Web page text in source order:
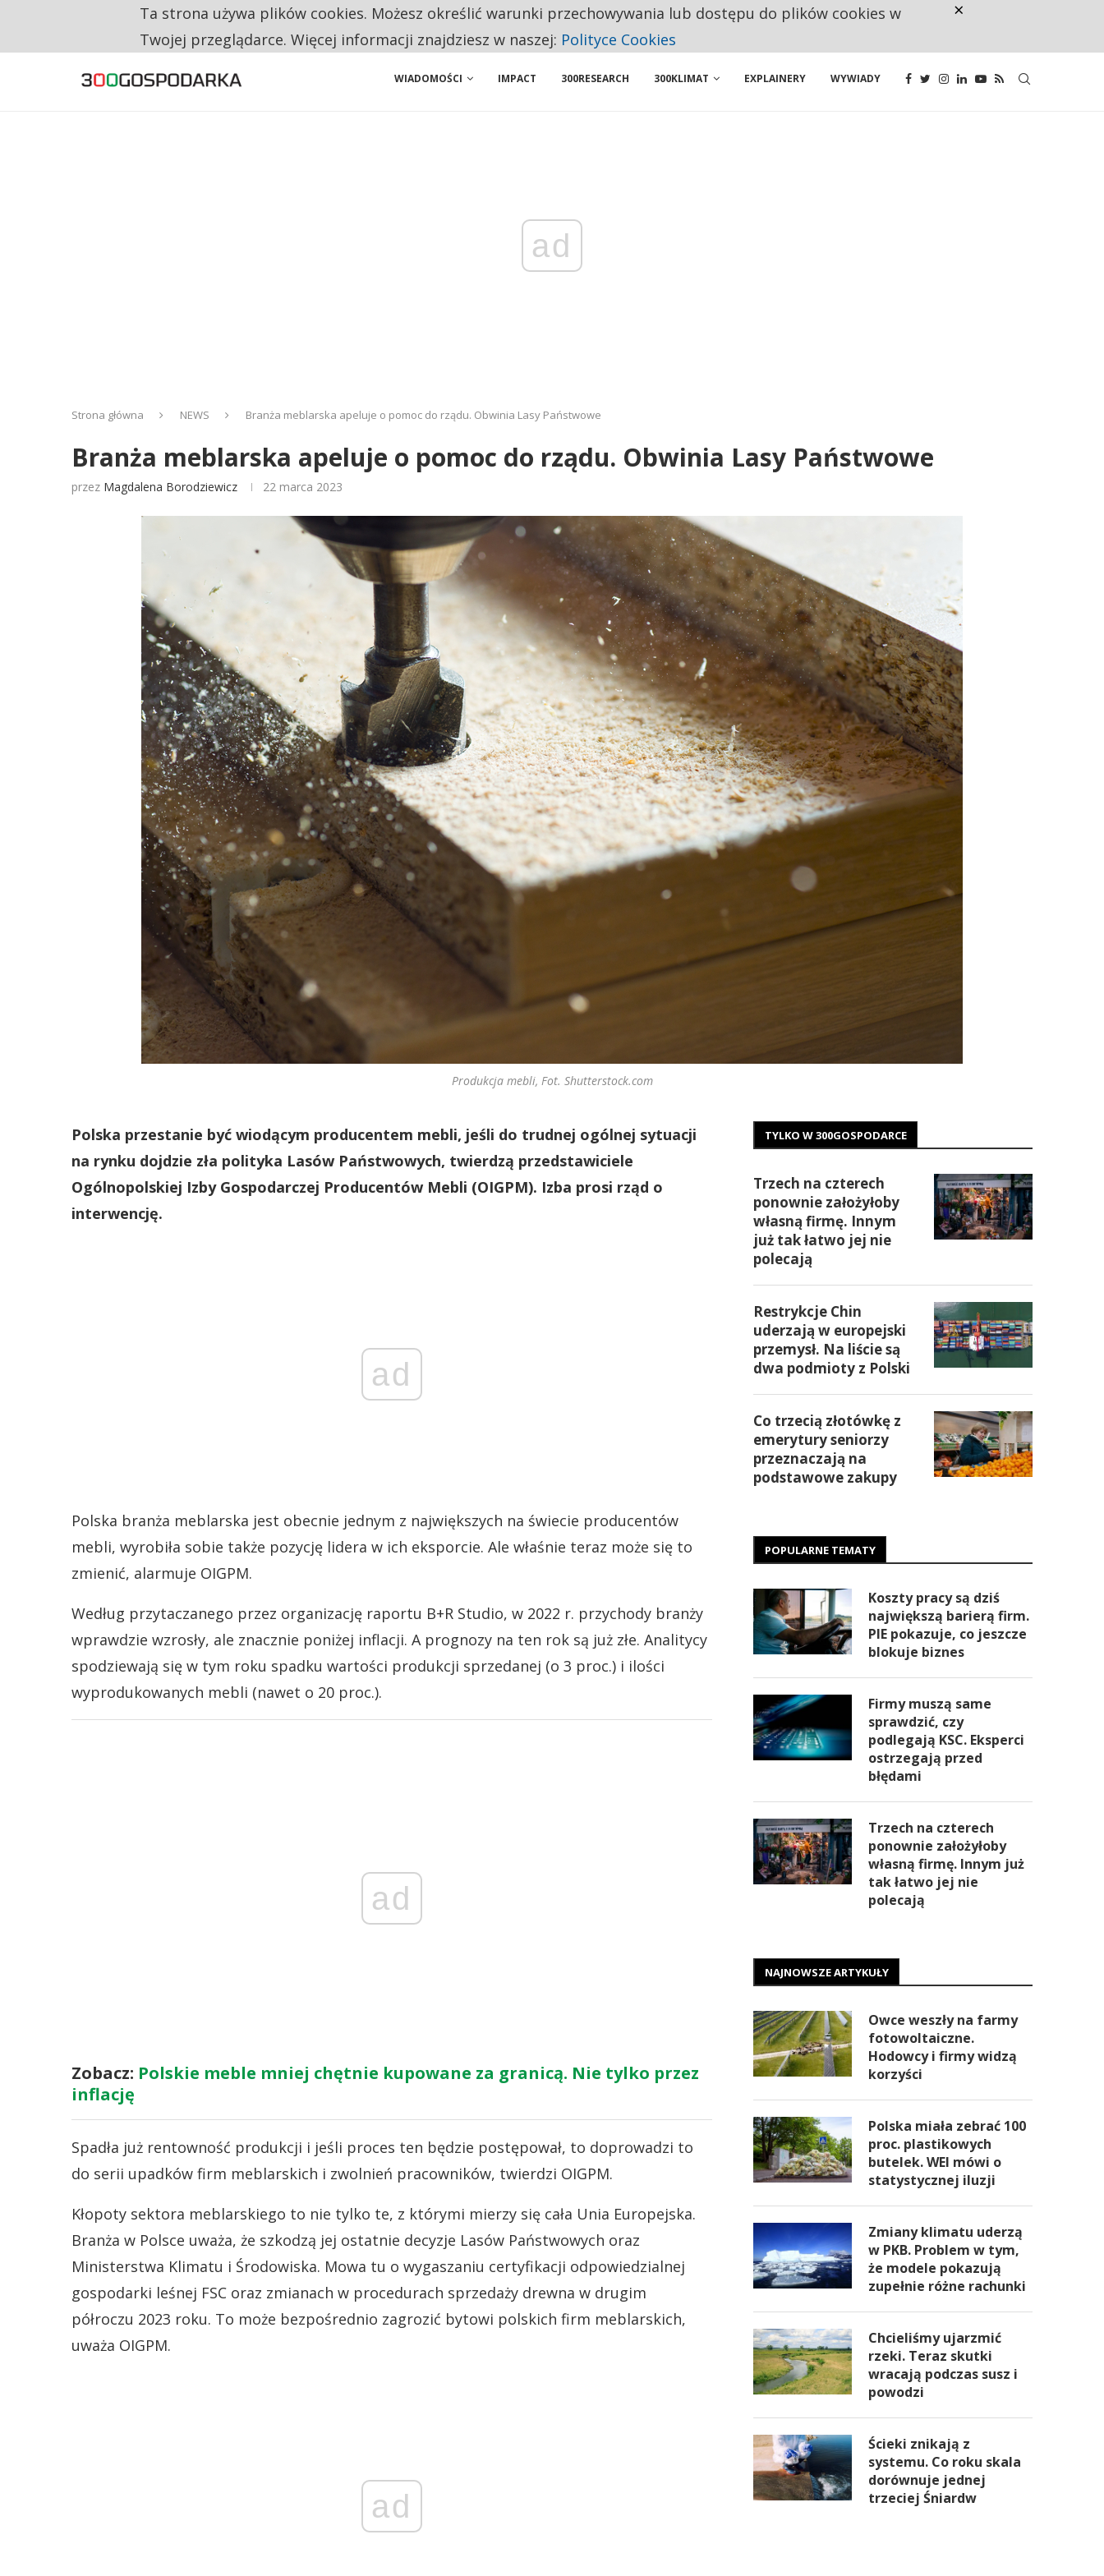
CO TRZECIĄ ZŁOTÓWKĘ Z EMERYTURY SENIORZY PRZEZNACZAJĄ NA PODSTAWOWE ZAKUPY
WIADOMOŚCI IMPACT 300RESEARCH 300KLIMAT EXPLAINERY WYWIADY
ad
Strona główna NEWS Branża meblarska apeluje o pomoc do rządu. Obwinia Lasy Państwowe
Branża meblarska apeluje o pomoc do rządu. Obwinia Lasy Państwowe
przez Magdalena Borodziewicz 22 marca 2023
Produkcja mebli, Fot. Shutterstock.com
Polska przestanie być wiodącym producentem mebli, jeśli do trudnej ogólnej sytuacji
na rynku dojdzie zła polityka Lasów Państwowych, twierdzą przedstawiciele
Ogólnopolskiej Izby Gospodarczej Producentów Mebli (OIGPM). Izba prosi rząd o
interwencję.
ad
Polska branża meblarska jest obecnie jednym z największych na świecie producentów
mebli, wyrobiła sobie także pozycję lidera w ich eksporcie. Ale właśnie teraz może się to
zmienić, alarmuje OIGPM.
Według przytaczanego przez organizację raportu B+R Studio, w 2022 r. przychody branży
wprawdzie wzrosły, ale znacznie poniżej inflacji. A prognozy na ten rok są już złe. Analitycy
spodziewają się w tym roku spadku wartości produkcji sprzedanej (o 3 proc.) i ilości
wyprodukowanych mebli (nawet o 20 proc.).
ad
Zobacz: Polskie meble mniej chętnie kupowane za granicą. Nie tylko przez
inflację
Spadła już rentowność produkcji i jeśli proces ten będzie postępował, to doprowadzi to
do serii upadków firm meblarskich i zwolnień pracowników, twierdzi OIGPM.
Kłopoty sektora meblarskiego to nie tylko te, z którymi mierzy się cała Unia Europejska.
Branża w Polsce uważa, że szkodzą jej ostatnie decyzje Lasów Państwowych oraz
Ministerstwa Klimatu i Środowiska. Mowa tu o wygaszaniu certyfikacji odpowiedzialnej
gospodarki leśnej FSC oraz zmianach w procedurach sprzedaży drewna w drugim
półroczu 2023 roku. To może bezpośrednio zagrozić bytowi polskich firm meblarskich,
uważa OIGPM.
ad
TYLKO W 300GOSPODARCE
Trzech na czterech
ponownie założyłoby
własną firmę. Innym
już tak łatwo jej nie
polecają
Restrykcje Chin
uderzają w europejski
przemysł. Na liście są
dwa podmioty z Polski
Co trzecią złotówkę z
emerytury seniorzy
przeznaczają na
podstawowe zakupy
POPULARNE TEMATY
Koszty pracy są dziś
największą barierą firm.
PIE pokazuje, co jeszcze
blokuje biznes
Firmy muszą same
sprawdzić, czy
podlegają KSC. Eksperci
ostrzegają przed
błędami
Trzech na czterech
ponownie założyłoby
własną firmę. Innym już
tak łatwo jej nie
polecają
NAJNOWSZE ARTYKUŁY
Owce weszły na farmy
fotowoltaiczne.
Hodowcy i firmy widzą
korzyści
Polska miała zebrać 100
proc. plastikowych
butelek. WEI mówi o
statystycznej iluzji
Zmiany klimatu uderzą
w PKB. Problem w tym,
że modele pokazują
zupełnie różne rachunki
Chcieliśmy ujarzmić
rzeki. Teraz skutki
wracają podczas susz i
powodzi
Ścieki znikają z
systemu. Co roku skala
dorównuje jednej
trzeciej Śniardw
Ta strona używa plików cookies. Możesz określić warunki przechowywania lub dostępu do plików cookies w
Twojej przeglądarce. Więcej informacji znajdziesz w naszej: Polityce Cookies
×